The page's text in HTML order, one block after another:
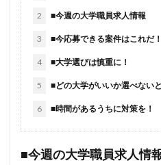
2 ■今週の大学職員求人情報
3 ■今応募できる案件はこれだ！
4 ■大学選びは慎重に！
5 ■どの大学がいいか選べない
6 ■時間があるうちに対策を！
■今週の大学職員求人情